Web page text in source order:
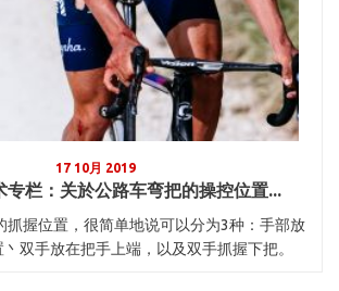
17 10月 2019
栏：关於公路车弯把的操控位置...
抓握位置，很简单地说可以分为3种：手部放
双手放在把手上端，以及双手抓握下把。